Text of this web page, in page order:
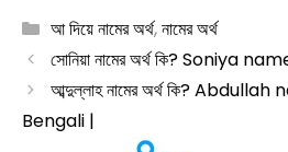
Categories
আ দিয়ে নামের অর্থ,নামের অর্থ
সোনিয়া নামের অর্থ কি? Soniya
আব্দুল্লাহ নামের অর্থ কি?
Bengali |